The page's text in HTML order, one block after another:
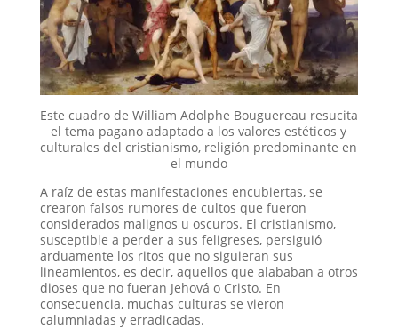
Este cuadro de William Adolphe Bouguereau resucita
el tema pagano adaptado a los valores estéticos y
culturales del cristianismo, religión predominante en
el mundo
A raíz de estas manifestaciones encubiertas, se
crearon falsos rumores de cultos que fueron
considerados malignos u oscuros. El cristianismo,
susceptible a perder a sus feligreses, persiguió
arduamente los ritos que no siguieran sus
lineamientos, es decir, aquellos que alababan a otros
dioses que no fueran Jehová o Cristo. En
consecuencia, muchas culturas se vieron
calumniadas y erradicadas.